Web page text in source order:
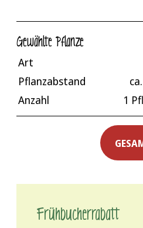
Gewählte Pflanze
Art
Pflanzabstand
ca.
Anzahl
1
Frühbucher­rabatt